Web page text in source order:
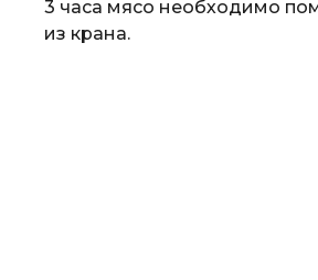
3 часа мясо необходимо
из крана.